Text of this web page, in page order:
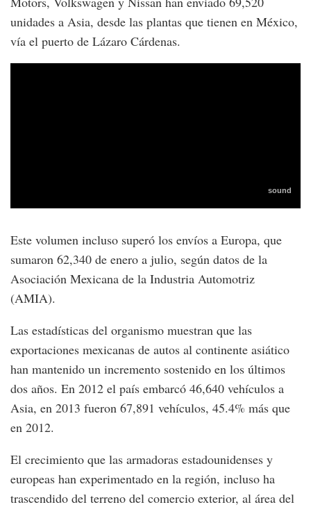
unidades a Asia, desde las plantas que tienen en México,
vía el puerto de Lázaro Cárdenas.
Este volumen incluso superó los envíos a Europa, que
sumaron 62,340 de enero a julio, según datos de la
Asociación Mexicana de la Industria Automotriz
(AMIA).
Las estadísticas del organismo muestran que las
exportaciones mexicanas de autos al continente asiático
han mantenido un incremento sostenido en los últimos
dos años. En 2012 el país embarcó 46,640 vehículos a
Asia, en 2013 fueron 67,891 vehículos, 45.4% más que
en 2012.
El crecimiento que las armadoras estadounidenses y
europeas han experimentado en la región, incluso ha
trascendido del terreno del comercio exterior, al área del